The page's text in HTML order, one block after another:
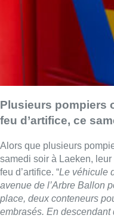
Plusieurs pompiers
feu d’artifice, ce
Alors que plusieurs
samedi soir à Laeken,
feu d’artifice. “Le véhicule
avenue de l’Arbre Ballon
place, deux conteneurs
embrasés. En descendant